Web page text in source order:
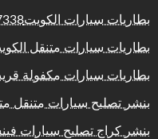
بطاريات سيارات الكويت52227338
بطاريات سيارات متنقل
بطاريات سيارات مكفولة
بنشر تصليح سيارات متنقل
بنشر كراج تصليح سيارات